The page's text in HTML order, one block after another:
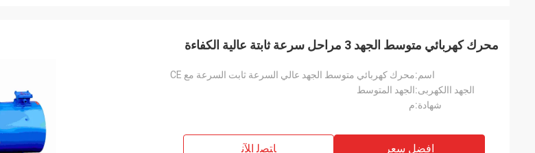
محرك كهربائي متوسط ​​الجهد 3 مراحل سرعة ثابتة عالية الكفاءة
اسم:محرك كهربائي متوسط ​​الجهد عالي السرعة ثابت السرعة مع CE
الجهد االكهربى:الجهد المتوسط
شهادة:م
افضل سعر ﺎﺘﺼﻟ ﺍﻶﻧ